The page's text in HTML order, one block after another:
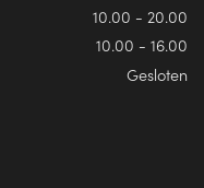
10.00 - 20.00
10.00 - 16.00
Gesloten